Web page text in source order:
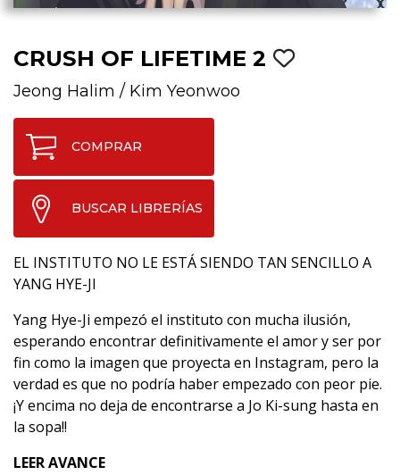
CRUSH OF LIFETIME 2
Jeong Halim / Kim Yeonwoo
COMPRAR
BUSCAR LIBRERÍAS
EL INSTITUTO NO LE ESTÁ SIENDO TAN SENCILLO A
YANG HYE-JI
Yang Hye-Ji empezó el instituto con mucha ilusión,
esperando encontrar definitivamente el amor y ser por
fin como la imagen que proyecta en Instagram, pero la
verdad es que no podría haber empezado con peor pie.
¡Y encima no deja de encontrarse a Jo Ki-sung hasta en
la sopa!!
LEER AVANCE